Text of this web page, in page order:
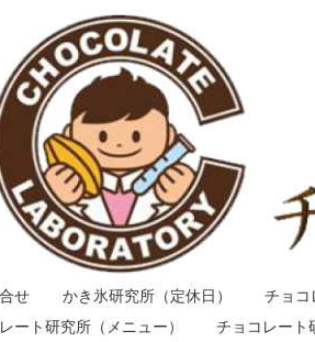
せ かき氷研究所（定休日） チョコ
ート研究所（メニュー）
チョコレート